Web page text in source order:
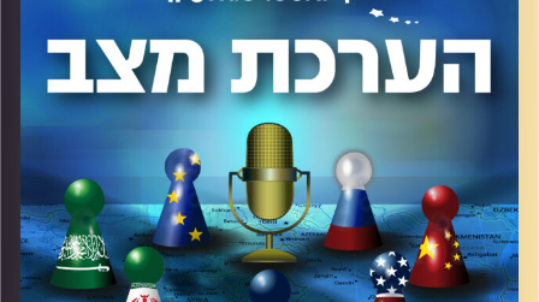
הרפורמה המשפטית שמובילה ממשלת ישראל מאז הקמתה לא
רק שמשליכה על מבנה המשטר בישראל ועל מערכת האיזונים
בין רשויות הדמוקרטיה השונות, היא עלולה לפגוע בצה"ל ובכל
ארגוני המודיעין והביטחון בישראל באופן ישיר ומידי.
איך ומדוע זה קורה, מה ניתן לעשות כדי למנוע זאת?
על כך ועוד .. בפודקאסט "הערכת מצב" מבית המכון למדיניות
ואסטרטגיה (IPS) באוניברסיטת רייכמן.
קרדיט תמונות:המכון למדיניות ואסטרטגיה